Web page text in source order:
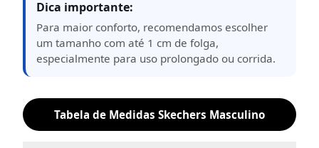
Dica importante:
Para maior conforto, recomendamos escolher
um tamanho com até 1 cm de folga,
especialmente para uso prolongado ou corrida.
Tabela de Medidas Skechers Masculino